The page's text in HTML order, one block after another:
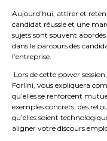
Aujourd’hui, attirer et
candidat réussie et une
sujets sont souvent
dans le parcours des
l’entreprise.
Lors de cette power
Forlini, vous expliquera
qu’elles se renforcent
exemples concrets, des
qu’elles soient
aligner votre discours